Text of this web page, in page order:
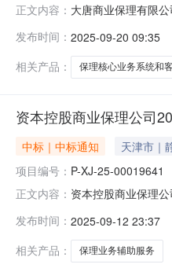
正文内容： 大唐商业保理有限
国电工程招标有限
发布时间： 2025-09-20 09:35
相关产品：
保理核心业务系统和
资本控股商业保理公司
中标｜中标通知 天津市｜
项目编号： P-XJ-25-00019641
正文内容： 资本控股商业保理
期：2025-09-12八
发布时间： 2025-09-12 23:37
相关产品：
保理业务辅助服务